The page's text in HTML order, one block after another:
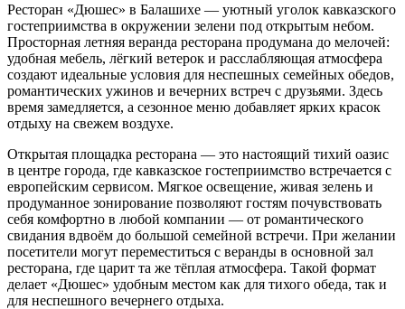
Ресторан «Дюшес» в Балашихе — уютный уголок кавказского
гостеприимства в окружении зелени под открытым небом.
Просторная летняя веранда ресторана продумана до мелочей:
удобная мебель, лёгкий ветерок и расслабляющая атмосфера
создают идеальные условия для неспешных семейных обедов,
романтических ужинов и вечерних встреч с друзьями. Здесь
время замедляется, а сезонное меню добавляет ярких красок
отдыху на свежем воздухе.
Открытая площадка ресторана — это настоящий тихий оазис
в центре города, где кавказское гостеприимство встречается с
европейским сервисом. Мягкое освещение, живая зелень и
продуманное зонирование позволяют гостям почувствовать
себя комфортно в любой компании — от романтического
свидания вдвоём до большой семейной встречи. При желании
посетители могут переместиться с веранды в основной зал
ресторана, где царит та же тёплая атмосфера. Такой формат
делает «Дюшес» удобным местом как для тихого обеда, так и
для неспешного вечернего отдыха.